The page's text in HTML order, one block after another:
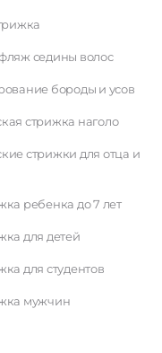
седины волос
бороды и усов
стрижка наголо
стрижки для отца и
ребенка до 7 лет
для детей
для студентов
мужчин